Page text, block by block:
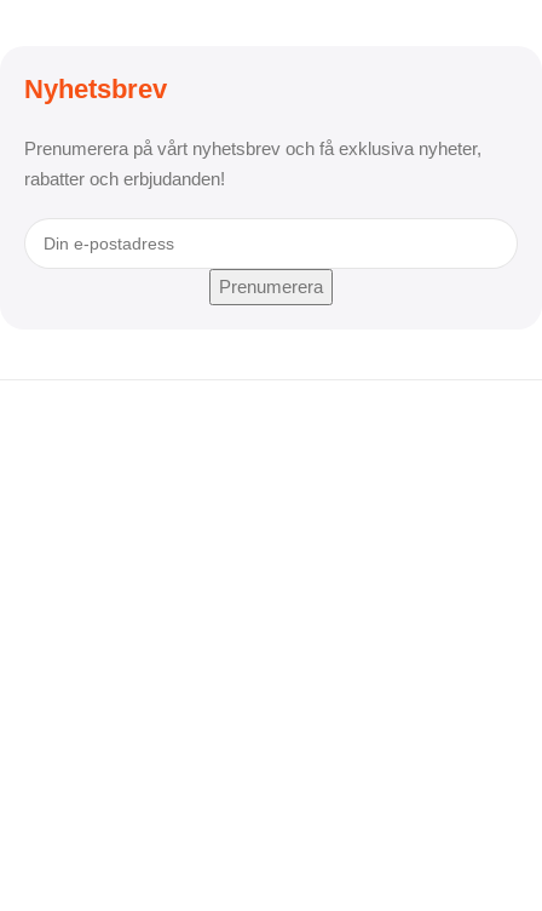
Nyhetsbrev
Prenumerera på vårt nyhetsbrev och få exklusiva nyheter,
rabatter och erbjudanden!